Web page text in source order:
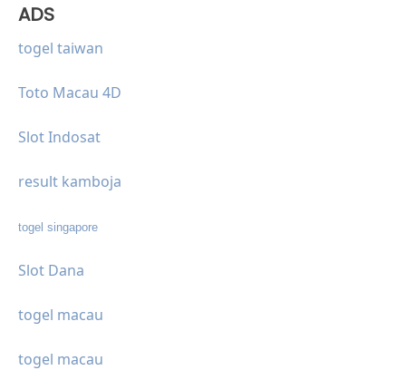
ADS
togel taiwan
Toto Macau 4D
Slot Indosat
result kamboja
togel singapore
Slot Dana
togel macau
togel macau